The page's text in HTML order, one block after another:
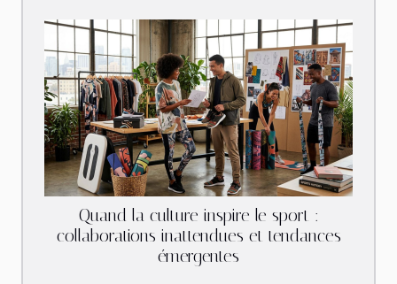
Quand la culture inspire le sport :
collaborations inattendues et tendances
émergentes